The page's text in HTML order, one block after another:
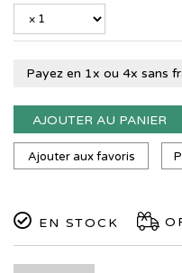
Payez en 1x ou 4x sans
AJOUTER AU PANIER
Ajouter aux favoris
EN STOCK